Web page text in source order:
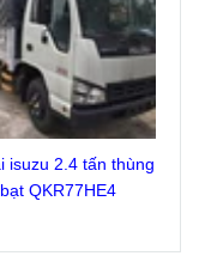
isuzu 2.4 tấn thùng
bạt QKR77HE4